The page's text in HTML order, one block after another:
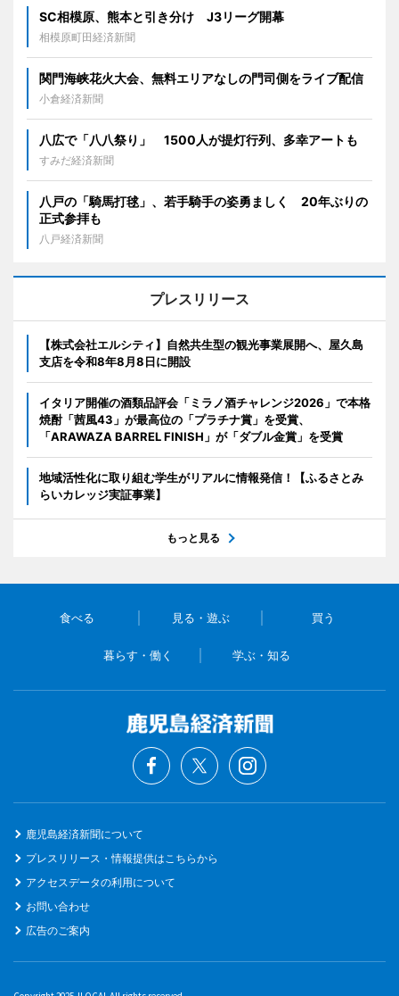
SC相模原、熊本と引き分け J3リーグ開幕
相模原町田経済新聞
関門海峡花火大会、無料エリアなしの門司側をライブ配信
小倉経済新聞
八広で「八八祭り」 1500人が提灯行列、多幸アートも
すみだ経済新聞
八戸の「騎馬打毬」、若手騎手の姿勇ましく 20年ぶりの
正式参拝も
八戸経済新聞
プレスリリース
【株式会社エルシティ】自然共生型の観光事業展開へ、屋久島
支店を令和8年8月8日に開設
イタリア開催の酒類品評会「ミラノ酒チャレンジ2026」で本格
焼酎「茜風43」が最高位の「プラチナ賞」を受賞、
「ARAWAZA BARREL FINISH」が「ダブル金賞」を受賞
地域活性化に取り組む学生がリアルに情報発信！【ふるさとみ
らいカレッジ実証事業】
もっと見る
食べる 見る・遊ぶ 買う
暮らす・働く 学ぶ・知る
鹿児島経済新聞について
プレスリリース・情報提供はこちらから
アクセスデータの利用について
お問い合わせ
広告のご案内